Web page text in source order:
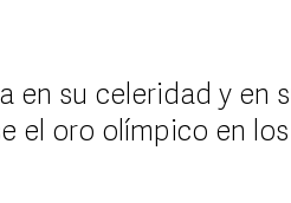
en su celeridad y en
el oro olímpico en los